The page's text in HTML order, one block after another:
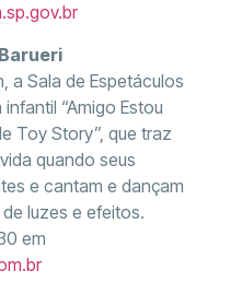
a Sala de Espetáculos
“Amigo Estou
Toy Story”, que traz
quando seus
e cantam e dançam
luzes e efeitos.
em